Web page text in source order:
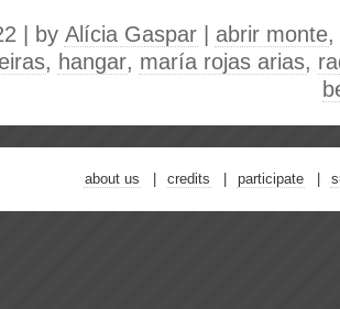
| by Alícia Gaspar abrir monte,
, hangar, maría rojas arias,
about us credits participate